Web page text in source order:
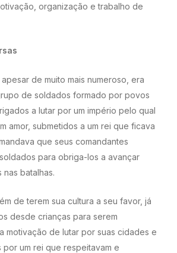
organização e trabalho de
de muito mais numeroso, era
de soldados formado por povos
a lutar por um império pelo qual
amor, submetidos a um rei que ficava
que seus comandantes
para obriga-los a avançar
nas batalhas.
de terem sua cultura a seu favor, já
desde crianças para serem
motivação de lutar por suas cidades e
por um rei que respeitavam e